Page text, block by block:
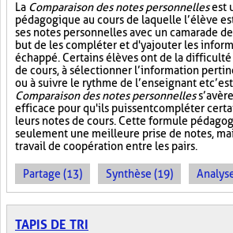
La Comparaison des notes personnellesest
pédagogique au cours de laquelle l’élève
ses notes personnelles avec un camarade
but de les compléter et d'y ajouter les
échappé. Certains élèves ont de la
de cours, à sélectionner l’information
ou à suivre le rythme de l’enseignant et
Comparaison des notes personnelles
efficace pour qu'ils puissent compléter
leurs notes de cours. Cette formule
seulement une meilleure prise de notes,
travail de coopération entre les pairs.
Partage (13) Synthèse (19)
TAPIS DE TRI